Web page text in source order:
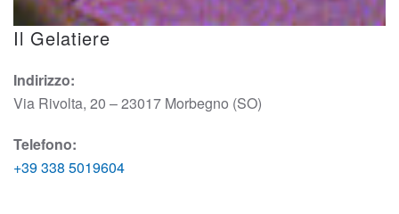
Il Gelatiere
Indirizzo:
Via Rivolta, 20 – 23017 Morbegno (SO)
Telefono:
+39 338 5019604